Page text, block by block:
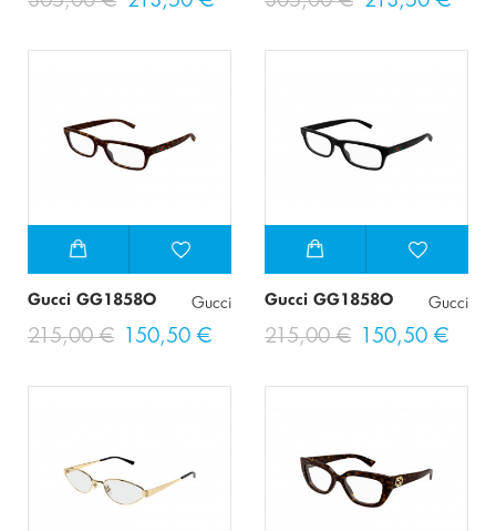
Gucci GG1858O Gucci
215,00 € 150,50 €
Gucci GG1858O Gucci
215,00 € 150,50 €